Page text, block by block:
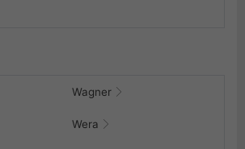
Wagner
Wera